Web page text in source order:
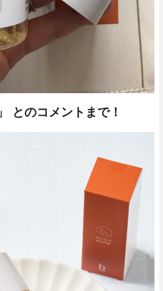
」 とのコメントまで！